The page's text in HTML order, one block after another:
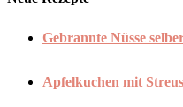
Gebrannte Nüsse
Apfelkuchen mit